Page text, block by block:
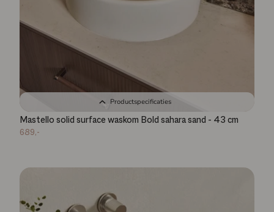
Productspecificaties
Mastello solid surface waskom Bold sahara sand - 43 cm
689,-